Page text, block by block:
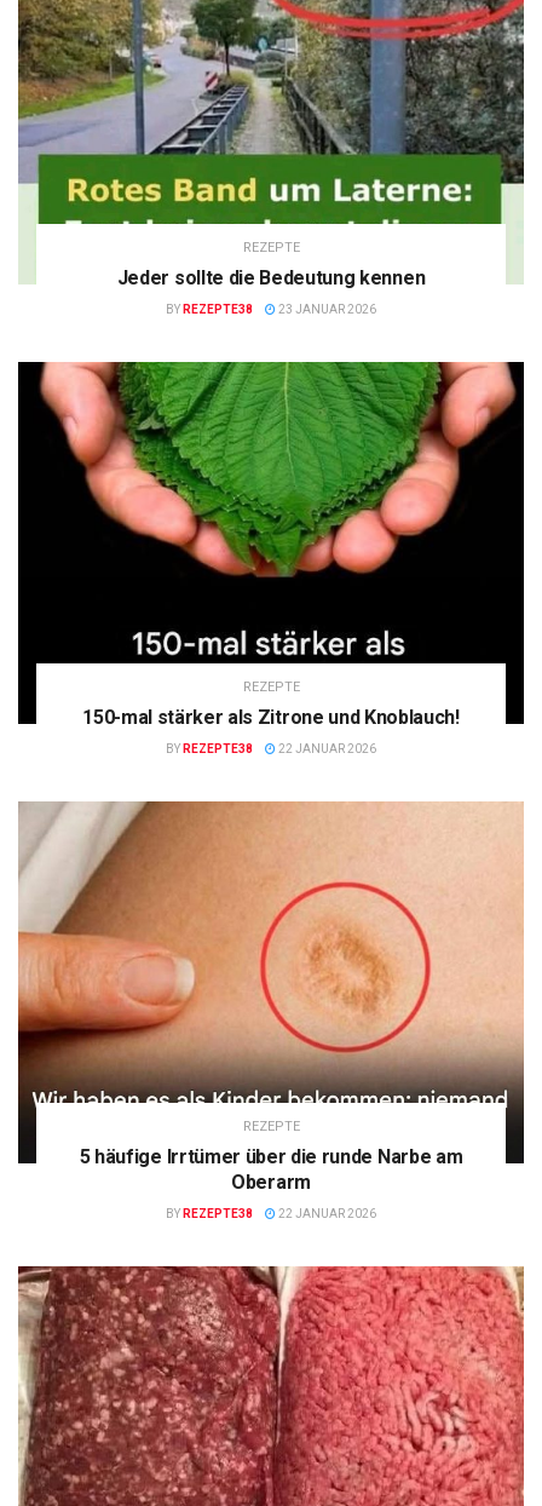
REZEPTE
Jeder sollte die Bedeutung kennen
BY REZEPTE38 23 JANUAR 2026
REZEPTE
150-mal stärker als Zitrone und Knoblauch!
BY REZEPTE38 22 JANUAR 2026
REZEPTE
5 häufige Irrtümer über die runde Narbe am
Oberarm
BY REZEPTE38 22 JANUAR 2026